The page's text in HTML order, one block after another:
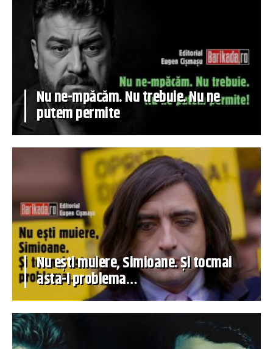
Nu ne-mpăcăm. Nu trebuie. Nu ne
putem permite
Nu ești muiere, Simioane. Și tocmai
asta-i problema…